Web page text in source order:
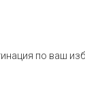
по ваш